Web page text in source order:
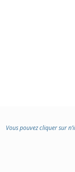
Vous pouvez cliquer sur